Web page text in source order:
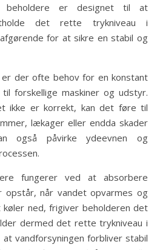
beholdere er designet til at
det rette trykniveau i
for at sikre en stabil og
der ofte behov for en konstant
forskellige maskiner og udstyr.
ikke er korrekt, kan det føre til
lækager eller endda skader
også påvirke ydeevnen og
fungerer ved at absorbere
opstår, når vandet opvarmes og
ned, frigiver beholderen det
dermed det rette trykniveau i
vandforsyningen forbliver stabil